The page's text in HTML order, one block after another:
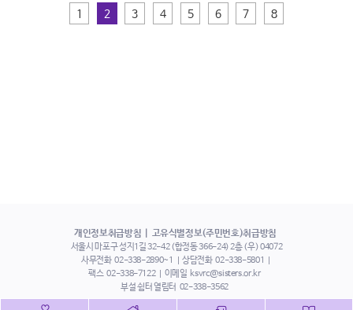
1 2 3 4 5 6 7 8
개인정보취급방침 고유식별정보(주민번호)취급방침
서울시 마포구 성지1길 32-42 (합정동 366-24) 2층 (우) 04072
사무전화 02-338-2890~1 상담전화 02-338-5801
팩스 02-338-7122 이메일 ksvrc@sisters.or.kr
부설 쉼터 열림터 02-338-3562